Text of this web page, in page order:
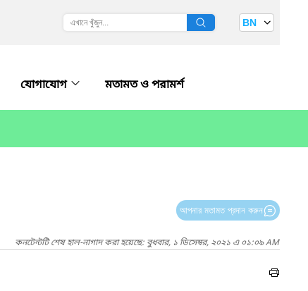
BN
যোগাযোগ মতামত ও পরামর্শ
আপনার মতামত প্রদান করুন
কনটেন্টটি শেষ হাল-নাগাদ করা হয়েছে: বুধবার, ১ ডিসেম্বর, ২০২১ এ ০১:০৯ AM